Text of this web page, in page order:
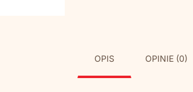
OPIS OPINIE (0)